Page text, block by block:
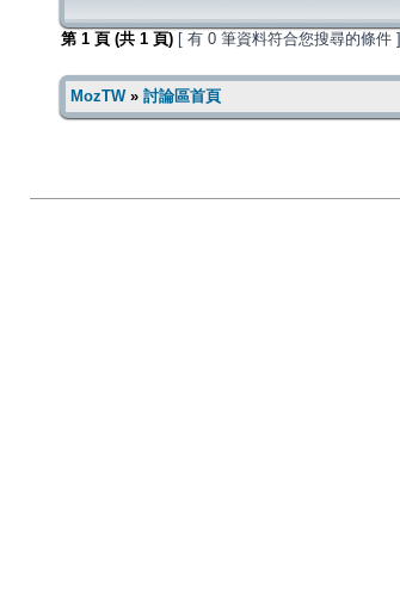
第 1 頁 (共 1 頁) [ 有 0 筆資料符合您搜尋的條件 ]
MozTW» 討論區首頁